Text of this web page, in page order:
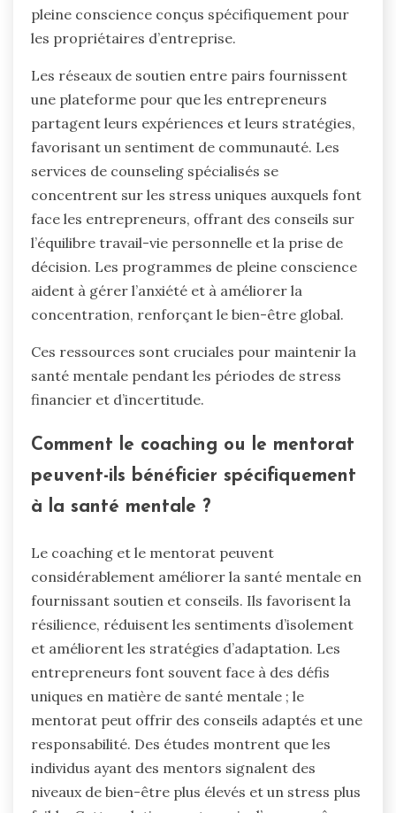
pleine conscience conçus spécifiquement pour
les propriétaires d’entreprise.
Les réseaux de soutien entre pairs fournissent
une plateforme pour que les entrepreneurs
partagent leurs expériences et leurs stratégies,
favorisant un sentiment de communauté. Les
services de counseling spécialisés se
concentrent sur les stress uniques auxquels font
face les entrepreneurs, offrant des conseils sur
l’équilibre travail-vie personnelle et la prise de
décision. Les programmes de pleine conscience
aident à gérer l’anxiété et à améliorer la
concentration, renforçant le bien-être global.
Ces ressources sont cruciales pour maintenir la
santé mentale pendant les périodes de stress
financier et d’incertitude.
Comment le coaching ou le mentorat
peuvent-ils bénéficier spécifiquement
à la santé mentale ?
Le coaching et le mentorat peuvent
considérablement améliorer la santé mentale en
fournissant soutien et conseils. Ils favorisent la
résilience, réduisent les sentiments d’isolement
et améliorent les stratégies d’adaptation. Les
entrepreneurs font souvent face à des défis
uniques en matière de santé mentale ; le
mentorat peut offrir des conseils adaptés et une
responsabilité. Des études montrent que les
individus ayant des mentors signalent des
niveaux de bien-être plus élevés et un stress plus